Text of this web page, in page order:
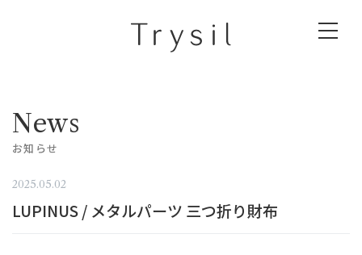
News
お知らせ
2025.05.02
LUPINUS / メタルパーツ 三つ折り財布